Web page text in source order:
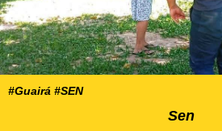
#Guairá #SEN
Sen